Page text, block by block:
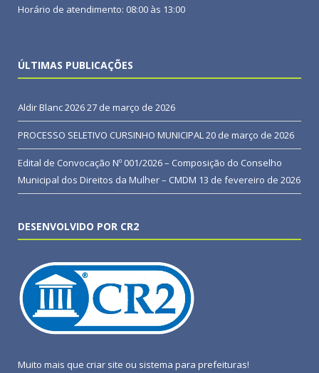
Horário de atendimento: 08:00 às 13:00
ÚLTIMAS PUBLICAÇÕES
Aldir Blanc 202627 de março de 2026
PROCESSO SELETIVO CURSINHO MUNICIPAL20 de março de 2026
Edital de Convocação Nº 001/2026 – Composição do Conselho
Municipal dos Direitos da Mulher – CMDM 13 de fevereiro de 2026
DESENVOLVIDO POR CR2
Muito mais que criar site ou sistema para prefeituras!